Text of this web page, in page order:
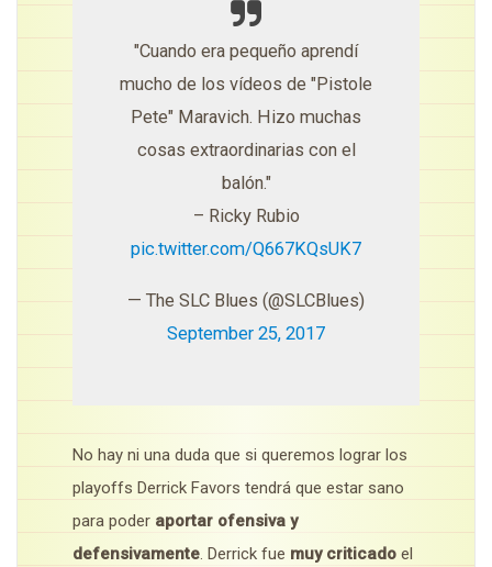
"Cuando era pequeño aprendí
mucho de los vídeos de "Pistole
Pete" Maravich. Hizo muchas
cosas extraordinarias con el
balón."
– Ricky Rubio
pic.twitter.com/Q667KQsUK7
— The SLC Blues (@SLCBlues)
September 25, 2017
No hay ni una duda que si queremos lograr los
playoffs Derrick Favors tendrá que estar sano
para poder aportar ofensiva y
defensivamente. Derrick fue muy criticado el